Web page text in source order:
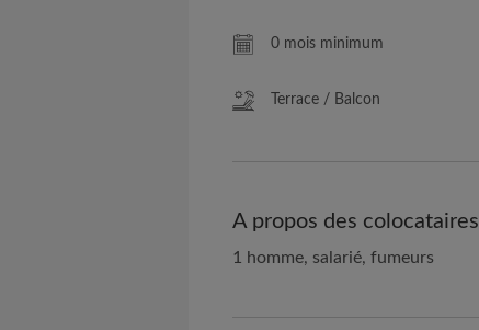
0 mois minimum
Terrace / Balcon
A propos des colocataires
1 homme, salarié, fumeurs